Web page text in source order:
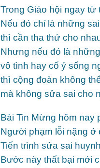
Trong Giáo hội ngay
Nếu đó chỉ là những
thì cần tha thứ cho
Nhưng nếu đó là
vô tình hay cố ý sống
thì cộng đoàn không
mà không sửa sai cho
Bài Tin Mừng hôm nay
Người phạm lỗi nặng
Tiến trình sửa sai
Bước này thất bại mới